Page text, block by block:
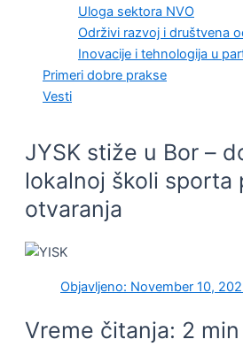
Uloga sektora NVO
Održivi razvoj i društvena
Inovacije i tehnologija u
Primeri dobre prakse
Vesti
JYSK stiže u Bor –
lokalnoj školi sporta
otvaranja
Objavljeno: November 10,
Vreme čitanja: 2 min